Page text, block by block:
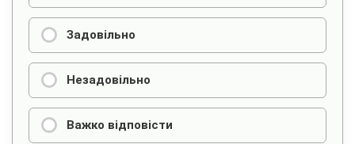
Задовільно
Незадовільно
Важко відповісти